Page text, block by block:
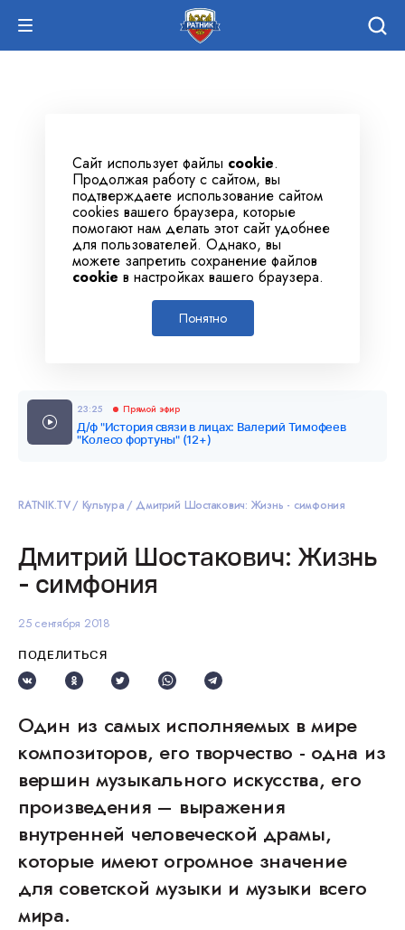
Сайт использует файлы cookie.
Продолжая работу с сайтом, вы
подтверждаете использование сайтом
cookies вашего браузера, которые
помогают нам делать этот сайт удобнее
для пользователей. Однако, вы
можете запретить сохранение файлов
cookie в настройках вашего браузера.
Понятно
23:25 Прямой эфир
Д/ф "История связи в лицах: Валерий Тимофеев
"Колесо фортуны" (12+)
RATNIK.TV Культура Дмитрий Шостакович: Жизнь - симфония
Дмитрий Шостакович: Жизнь
- симфония
25 сентября 2018
ПОДЕЛИТЬСЯ
Один из самых исполняемых в мире
композиторов, его творчество - одна из
вершин музыкального искусства, его
произведения – выражения
внутренней человеческой драмы,
которые имеют огромное значение
для советской музыки и музыки всего
мира.